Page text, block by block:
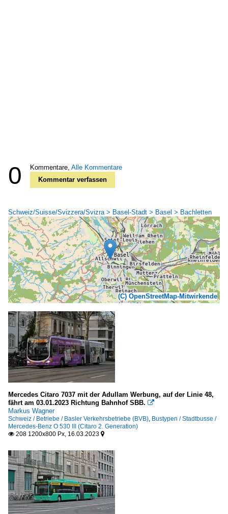
0 Kommentare, Alle Kommentare
Kommentar verfassen
Schweiz/Suisse/Svizzera/Svizra > Basel-Stadt > Basel > Bachletten
(C) OpenStreetMap-Mitwirkende
Mercedes Citaro 7037 mit der Adullam Werbung, auf der Linie 48,
fährt am 03.01.2023 Richtung Bahnhof SBB. 
Markus Wagner
Schweiz / Betriebe / Basler Verkehrsbetriebe (BVB), Bustypen / Stadtbusse /
Mercedes-Benz O 530 III (Citaro 2. Generation)
 208 1200x800 Px, 16.03.2023 